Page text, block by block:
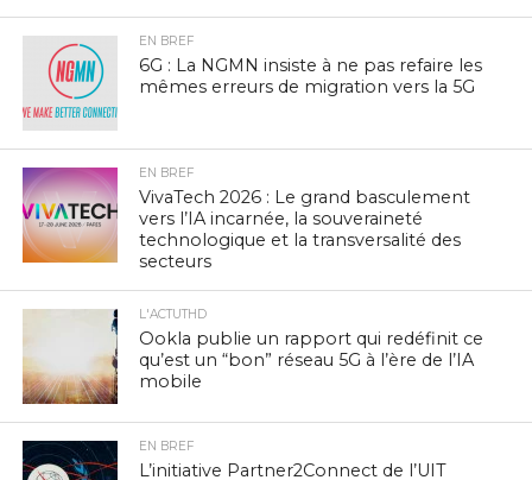
EN BREF
6G : La NGMN insiste à ne pas refaire les
mêmes erreurs de migration vers la 5G
EN BREF
VivaTech 2026 : Le grand basculement
vers l’IA incarnée, la souveraineté
technologique et la transversalité des
secteurs
L'ACTUTHD
Ookla publie un rapport qui redéfinit ce
qu’est un “bon” réseau 5G à l’ère de l’IA
mobile
EN BREF
L’initiative Partner2Connect de l’UIT